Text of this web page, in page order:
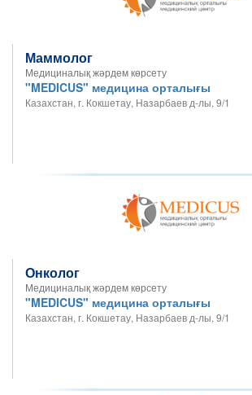
Маммолог
Медициналық жәрдем көрсету
"MEDICUS" медицина орталығы
Казахстан, г. Кокшетау, Назарбаев д-лы, 9/1
Онколог
Медициналық жәрдем көрсету
"MEDICUS" медицина орталығы
Казахстан, г. Кокшетау, Назарбаев д-лы, 9/1